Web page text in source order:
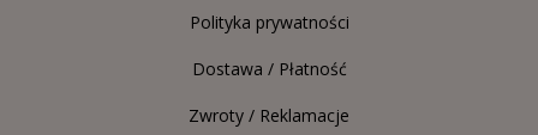
Polityka prywatności
Dostawa / Płatność
Zwroty / Reklamacje